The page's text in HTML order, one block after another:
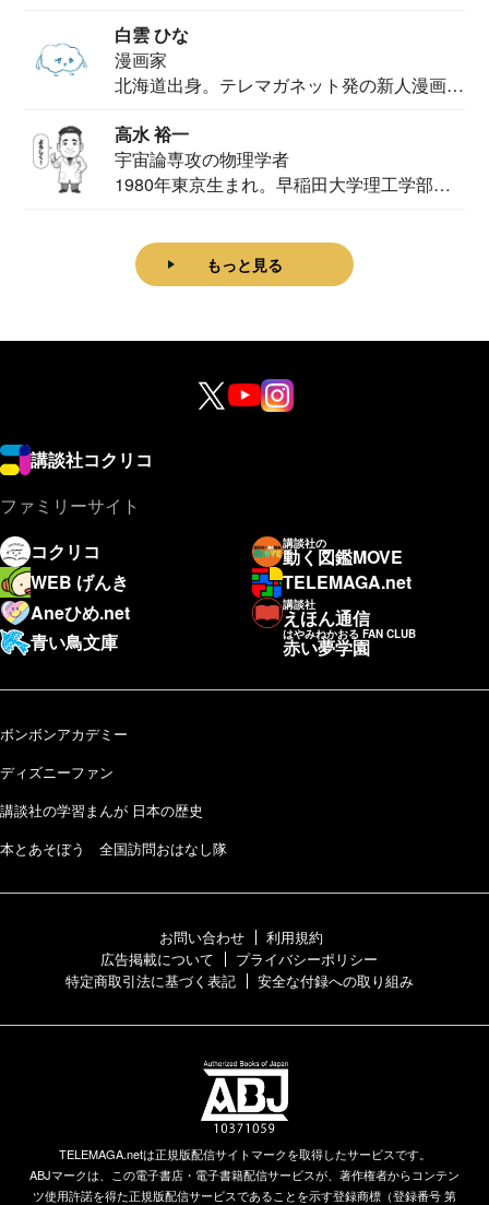
白雲 ひな
漫画家
北海道出身。テレマガネット発の新人漫画
高水 裕一
宇宙論専攻の物理学者
1980年東京生まれ。早稲田大学理工学部物
もっと見る
講談社コクリコ
ファミリーサイト
コクリコ
講談社の
動く図鑑MOVE
WEB げんき
TELEMAGA.net
Aneひめ.net
講談社
えほん通信
青い鳥文庫
はやみねかおる FAN CLUB
赤い夢学園
ボンボンアカデミー
ディズニーファン
講談社の学習まんが 日本の歴史
本とあそぼう 全国訪問おはなし隊
お問い合わせ
利用規約
広告掲載について
プライバシーポリシー
特定商取引法に基づく表記
安全な付録への取り組み
TELEMAGA.netは正規版配信サイトマークを取得したサービスです。
ABJマークは、この電子書店・電子書籍配信サービスが、著作権者からコンテン
ツ使用許諾を得た正規版配信サービスであることを示す登録商標（登録番号 第